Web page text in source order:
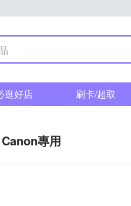
逛好店 刷卡/超取
Canon專用